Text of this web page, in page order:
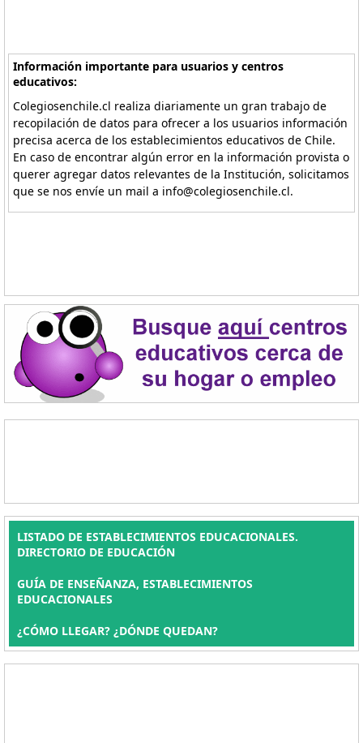
Información importante para usuarios y centros
educativos:
Colegiosenchile.cl realiza diariamente un gran trabajo de
recopilación de datos para ofrecer a los usuarios información
precisa acerca de los establecimientos educativos de Chile.
En caso de encontrar algún error en la información provista o
querer agregar datos relevantes de la Institución, solicitamos
que se nos envíe un mail a info@colegiosenchile.cl.
LISTADO DE ESTABLECIMIENTOS EDUCACIONALES.
DIRECTORIO DE EDUCACIÓN
GUÍA DE ENSEÑANZA, ESTABLECIMIENTOS
EDUCACIONALES
¿CÓMO LLEGAR? ¿DÓNDE QUEDAN?